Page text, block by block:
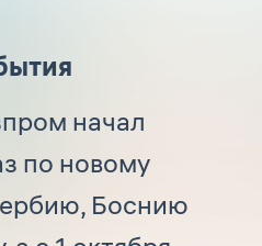
начал
по новому
Боснию